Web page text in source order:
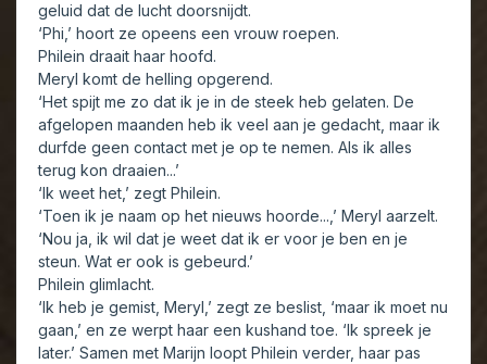
geluid dat de lucht doorsnijdt.
‘Phi,’ hoort ze opeens een vrouw roepen.
Philein draait haar hoofd.
Meryl komt de helling opgerend.
‘Het spijt me zo dat ik je in de steek heb gelaten. De
afgelopen maanden heb ik veel aan je gedacht, maar ik
durfde geen contact met je op te nemen. Als ik alles
terug kon draaien...’
‘Ik weet het,’ zegt Philein.
‘Toen ik je naam op het nieuws hoorde...,’ Meryl aarzelt.
‘Nou ja, ik wil dat je weet dat ik er voor je ben en je
steun. Wat er ook is gebeurd.’
Philein glimlacht.
‘Ik heb je gemist, Meryl,’ zegt ze beslist, ‘maar ik moet nu
gaan,’ en ze werpt haar een kushand toe. ‘Ik spreek je
later.’ Samen met Marijn loopt Philein verder, haar pas